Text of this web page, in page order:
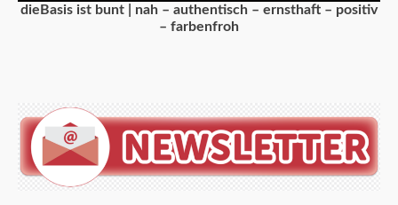
dieBasis ist bunt | nah – authentisch – ernsthaft – positiv
– farbenfroh